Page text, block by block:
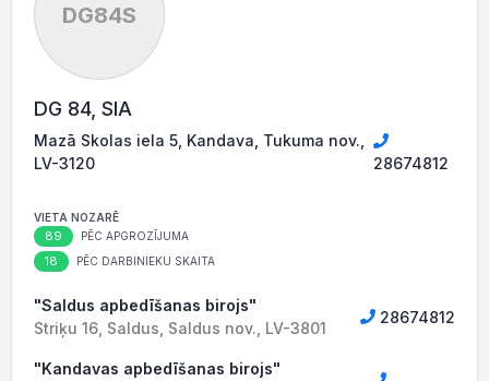
DG84S
DG 84, SIA
Mazā Skolas iela 5, Kandava, Tukuma nov.,
LV-3120
28674812
VIETA NOZARĒ
89 PĒC APGROZĪJUMA
18 PĒC DARBINIEKU SKAITA
"Saldus apbedīšanas birojs"
Striķu 16, Saldus, Saldus nov., LV-3801
28674812
"Kandavas apbedīšanas birojs"